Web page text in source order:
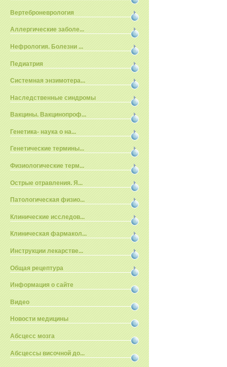
Вертеброневрология
Аллергические заболе...
Нефрология. Болезни ...
Педиатрия
Системная энзимотера...
Наследственные синдромы
Вакцины. Вакцинопроф...
Генетика- наука о на...
Генетические термины...
Физиологические терм...
Острые отравления. Я...
Патологическая физио...
Клинические исследов...
Клиническая фармакол...
Инструкции лекарстве...
Общая рецептура
Информация о сайте
Видео
Новости медицины
Абсцесс мозга
Абсцессы височной до...